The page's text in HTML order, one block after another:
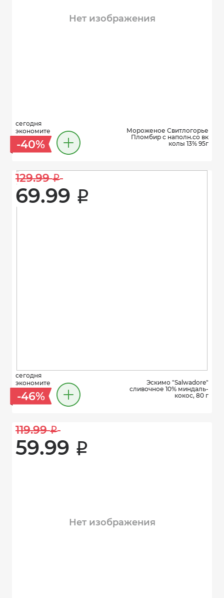
Нет изображения
сегодня
экономите
-40%
Мороженое Свитлогорье
Пломбир с наполн.со вк
колы 13% 95г
129.99 i
69.99 i
сегодня
экономите
-46%
Эскимо "Salwadore"
сливочное 10% миндаль-
кокос, 80 г
119.99 i
59.99 i
Нет изображения